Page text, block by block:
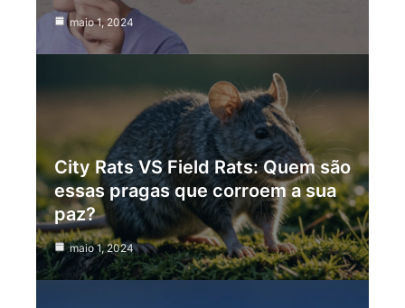
maio 1, 2024
City Rats VS Field Rats: Quem são
essas pragas que corroem a sua
paz?
maio 1, 2024